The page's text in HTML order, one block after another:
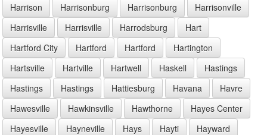
Harrison
Harrisonburg Harrisonburg
Harrisonville
Harrisville
Harrisville Harrodsburg
Hart
Hartford City
Hartford Hartford
Hartington
Hartsville
Hartville Hartwell Haskell
Hastings
Hastings
Hastings Hattiesburg Havana
Havre
Hawesville
Hawkinsville Hawthorne
Hayes Center
Hayesville
Hayneville Hays Hayti
Hayward